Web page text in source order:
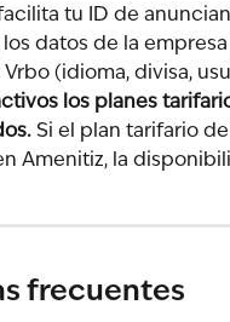
tu ID de
datos de la
(idioma, divisa,
los planes
Si el plan tarifario
Amenitiz, la
frecuentes